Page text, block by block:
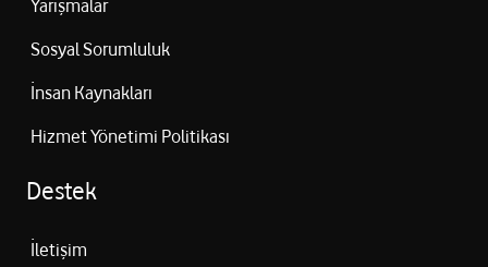
Yarışmalar
Sosyal Sorumluluk
İnsan Kaynakları
Hizmet Yönetimi Politikası
Destek
İletişim